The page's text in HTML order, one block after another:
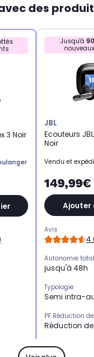
des
3 Noir
Jusqu'à
JBL
Ecouteurs
Noir
Vendu et
149,99€
Ajouter
Avis
Autonomie
jusqu'à 48h
Typologie
Semi intra-
PF Réduction
Réduction
Kit mains libres
Oui